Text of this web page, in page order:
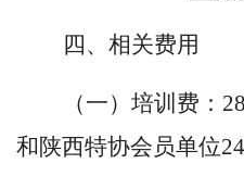
四、相关费用
（一）培训费：
和陕西特协会员单位